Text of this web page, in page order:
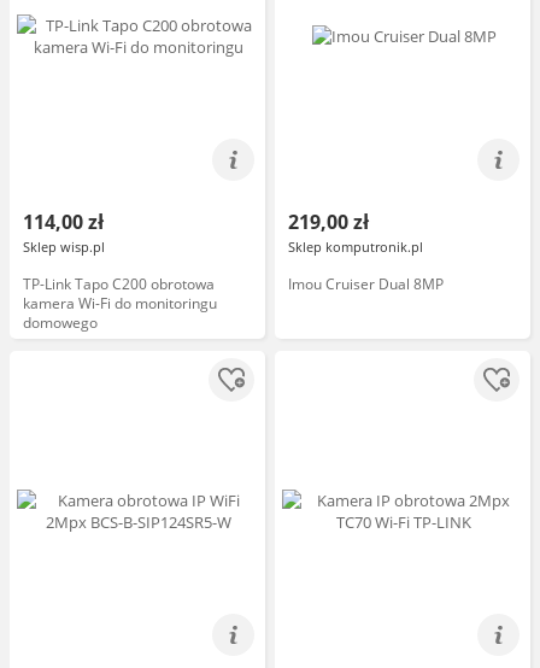
114,00 zł
Sklep wisp.pl
TP-Link Tapo C200 obrotowa
kamera Wi-Fi do monitoringu
domowego
219,00 zł
Sklep komputronik.pl
Imou Cruiser Dual 8MP